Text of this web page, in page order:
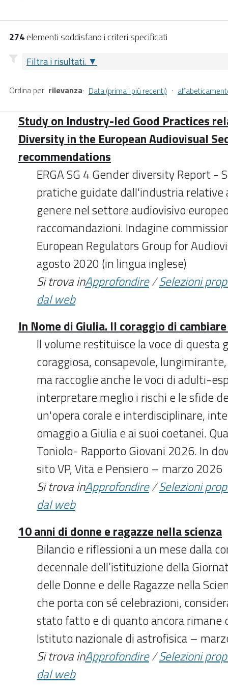
274elementi soddisfano i criteri specificati
Filtra i risultati.
Ordina per rilevanza· Data (prima i più recenti) ·
Study on Industry-led Good Practices
Diversity in the European Audiovisual
recommendations
ERGA SG 4 Gender diversity Report -
pratiche guidate dall'industria relative
genere nel settore audiovisivo
raccomandazioni. Indagine
European Regulators Group for
agosto 2020 (in lingua inglese)
Si trova inApprofondire/Selezioni
dal web
In Nome di Giulia. Il coraggio di
Il volume restituisce la voce di questa
coraggiosa, consapevole,
ma raccoglie anche le voci di adulti-
interpretare meglio i rischi e le sfide
un'opera corale e interdisciplinare,
omaggio a Giulia e ai suoi coetanei.
Toniolo- Rapporto Giovani 2026. In
sito VP, Vita e Pensiero – marzo 2026
Si trova inApprofondire/Selezioni
dal web
10 anni di donne e ragazze nella scienza
Bilancio e riflessioni a un mese dalla
decennale dell’istituzione della
delle Donne e delle Ragazze nella
che porta con sé celebrazioni,
stato fatto e di quanto ancora rimane
Istituto nazionale di astrofisica –
Si trova inApprofondire/Selezioni
dal web